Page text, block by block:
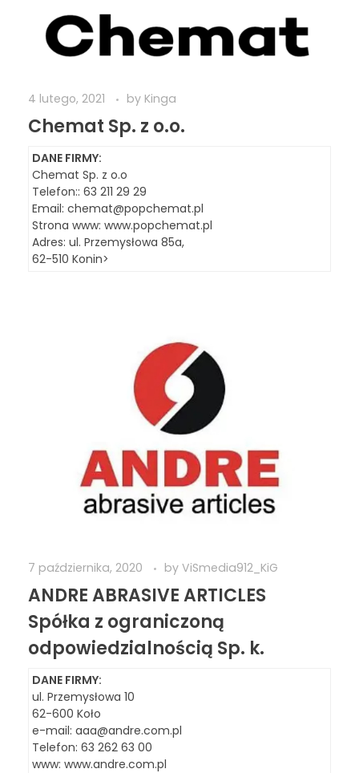
4 lutego, 2021 by Kinga
Chemat Sp. z o.o.
DANE FIRMY:
Chemat Sp. z o.o
Telefon:: 63 211 29 29
Email: chemat@popchemat.pl
Strona www: www.popchemat.pl
Adres: ul. Przemysłowa 85a,
62-510 Konin>
7 października, 2020 by ViSmedia912_KiG
ANDRE ABRASIVE ARTICLES
Spółka z ograniczoną
odpowiedzialnością Sp. k.
DANE FIRMY:
ul. Przemysłowa 10
62-600 Koło
e-mail: aaa@andre.com.pl
Telefon: 63 262 63 00
www: www.andre.com.pl